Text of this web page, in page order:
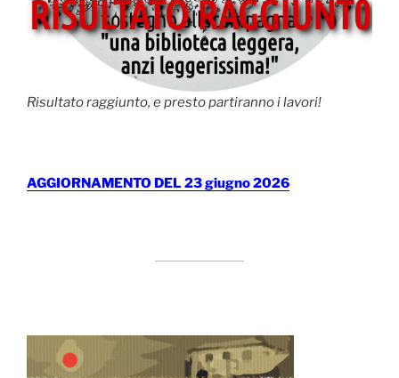
Risultato raggiunto, e presto partiranno i lavori!
AGGIORNAMENTO DEL 23 giugno 2026